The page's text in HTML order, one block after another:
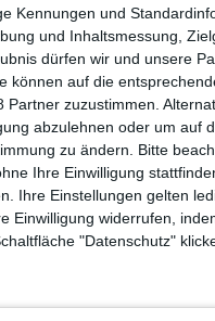
Kennungen und
und Inhaltsmessung,
dürfen wir und unsere
auf die
zuzustimmen.
abzulehnen oder um auf
zu ändern.
Bitte
Ihre Einwilligung
Ihre Einstellungen gelten
Einwilligung widerrufen,
"Datenschutz"
oder 19,99 Euro
nicht zugegriffen
PC-Version kaum dazu
Interesse an dem Third-